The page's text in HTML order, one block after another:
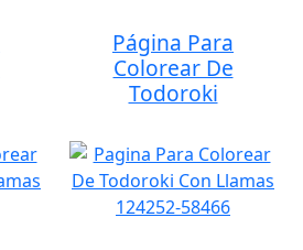
Página Para
Colorear De
Todoroki